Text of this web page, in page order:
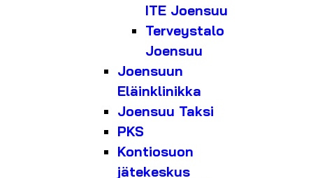
ITE Joensuu
Terveystalo
Joensuu
Joensuun
Eläinklinikka
Joensuu Taksi
PKS
Kontiosuon
jätekeskus